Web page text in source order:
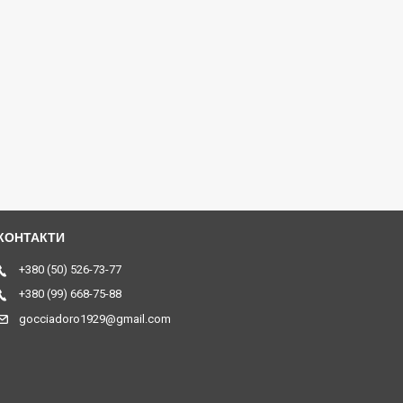
+380 (50) 526-73-77
+380 (99) 668-75-88
gocciadoro1929@gmail.com